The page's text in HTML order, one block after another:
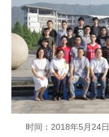
时间：2018年5月24日